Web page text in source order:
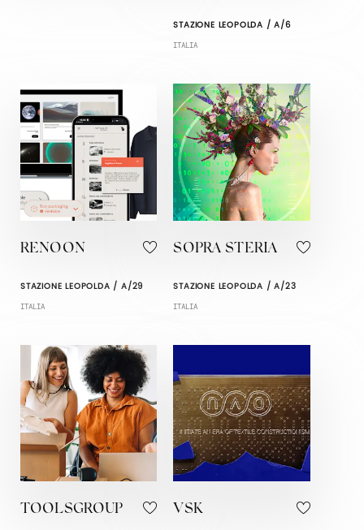
STAZIONE LEOPOLDA / A/6
ITALIA
RENOON
STAZIONE LEOPOLDA / A/29
ITALIA
SOPRA STERIA
STAZIONE LEOPOLDA / A/23
ITALIA
TOOLSGROUP VSK